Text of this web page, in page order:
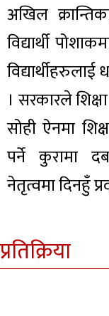
अखिल
विद्यार्थी
। सरकारले
सोही ऐनमा
पर्ने कुरामा
नेतृत्वमा दिनहुँ
प्रतिक्रिया